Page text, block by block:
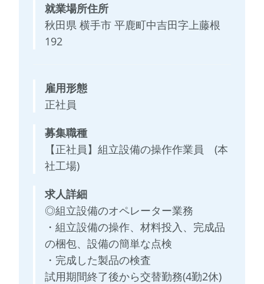
就業場所住所
秋田県 横手市 平鹿町中吉田字上藤根
192
雇用形態
正社員
募集職種
【正社員】組立設備の操作作業員 (本
社工場)
求人詳細
◎組立設備のオペレーター業務
・組立設備の操作、材料投入、完成品
の梱包、設備の簡単な点検
・完成した製品の検査
試用期間終了後から交替勤務(4勤2休)